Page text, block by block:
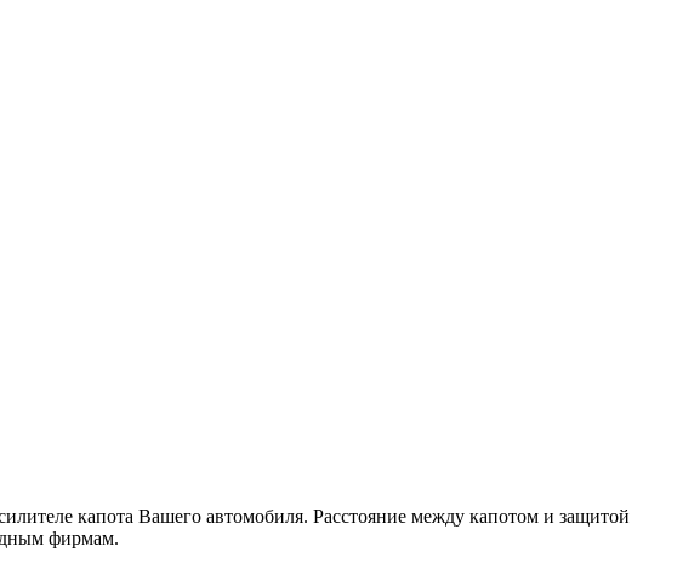
капота Вашего автомобиля. Расстояние между капотом и защитой
фирмам.